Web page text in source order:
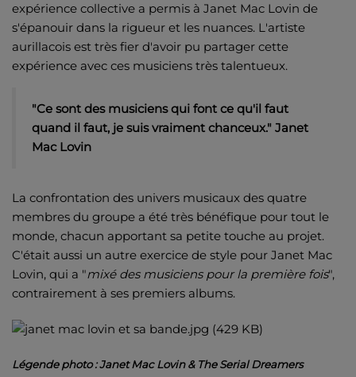
expérience collective a permis à Janet Mac Lovin de
s'épanouir dans la rigueur et les nuances. L'artiste
aurillacois est très fier d'avoir pu partager cette
expérience avec ces musiciens très talentueux.
"Ce sont des musiciens qui font ce qu'il faut
quand il faut, je suis vraiment chanceux." Janet
Mac Lovin
La confrontation des univers musicaux des quatre
membres du groupe a été très bénéfique pour tout le
monde, chacun apportant sa petite touche au projet.
C'était aussi un autre exercice de style pour Janet Mac
Lovin, qui a "mixé des musiciens pour la première fois",
contrairement à ses premiers albums.
Légende photo : Janet Mac Lovin & The Serial Dreamers